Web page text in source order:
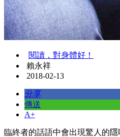
閱讀，對身體好！
賴永祥
2018-02-13
分享
傳送
A+
臨終者的話語中會出現驚人的